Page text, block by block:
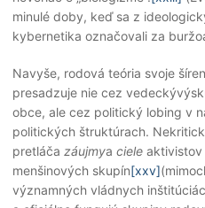
minulé doby, keď sa z
kybernetika označovali za
Navyše, rodová teória svoje
presadzuje nie cez
obce, ale cez politický lobing v
politických štruktúrach.
pretláča záujmya ciele
menšinových skupín[xxv]
významných vládnych